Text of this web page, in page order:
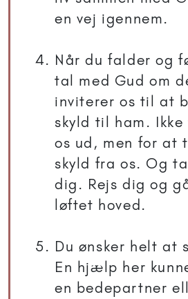
en vej igennem.
Når du falder og
tal med Gud om
inviterer os til at
skyld til ham.
os ud, men for at
skyld fra os. Og
dig. Rejs dig og
løftet hoved.
Du ønsker helt at
En hjælp her
en bedepartner